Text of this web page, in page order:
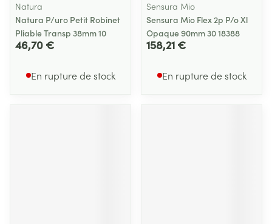
Natura
Natura P/uro Petit Robinet
Pliable Transp 38mm 10
46,70 €
En rupture de stock
Sensura Mio
Sensura Mio Flex 2p P/o Xl
Opaque 90mm 30 18388
158,21 €
En rupture de stock